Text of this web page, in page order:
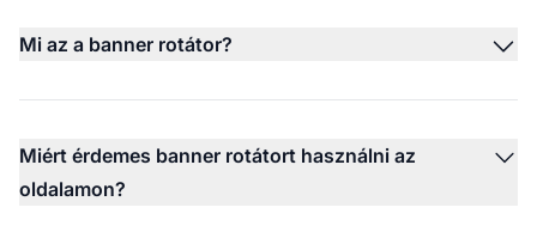
Mi az a banner rotátor?
Miért érdemes banner rotátort használni az
oldalamon?